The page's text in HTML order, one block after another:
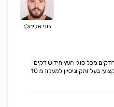
צחי אלימלך
מכל סוגי העץ חידוש דקים
ותיקון לפי הצורך ע"י צוות אדיב ומקצועי בעל ותק וניסיון למעלה מ 10